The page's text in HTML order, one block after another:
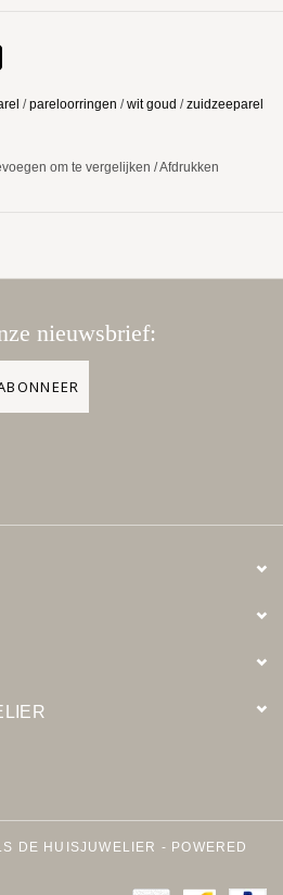
/pareloorringen /wit goud /zuidzeeparel
om te vergelijken /Afdrukken
nieuwsbrief:
DE HUISJUWELIER - POWERED